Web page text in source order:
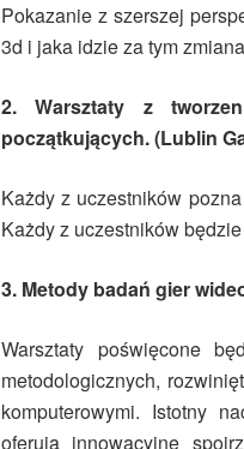
Pokazanie z szerszej
3d i jaka idzie za tym
2. Warsztaty z
początkujących. (Lublin
Każdy z uczestników
Każdy z uczestników
3. Metody badań gier
Warsztaty poświęcone
metodologicznych,
komputerowymi. Istotny
oferują innowacyjne